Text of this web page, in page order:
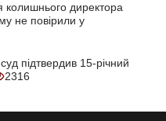
колишнього директора
не повірили у
підтвердив 15-річний
2316